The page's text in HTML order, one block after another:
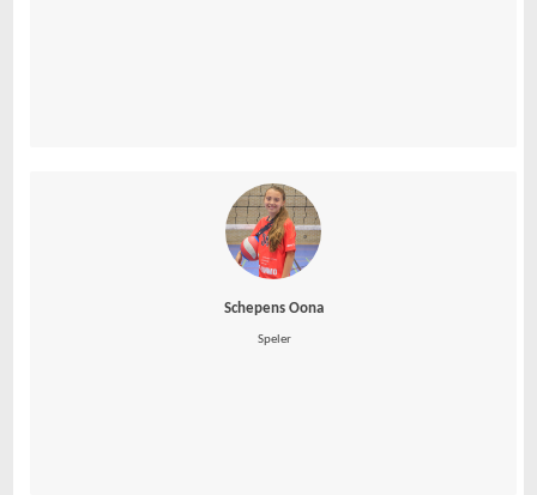
Schepens Oona
Speler